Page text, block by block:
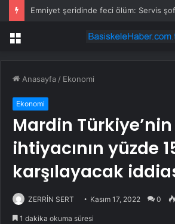
Menü
Anasayfa / Ekonomi
Ekonomi
Mardin
ihtiyacının yüzde
karşılayacak
ZERRİN SERT Kasım 17, 2022 0
1 dakika okuma süresi